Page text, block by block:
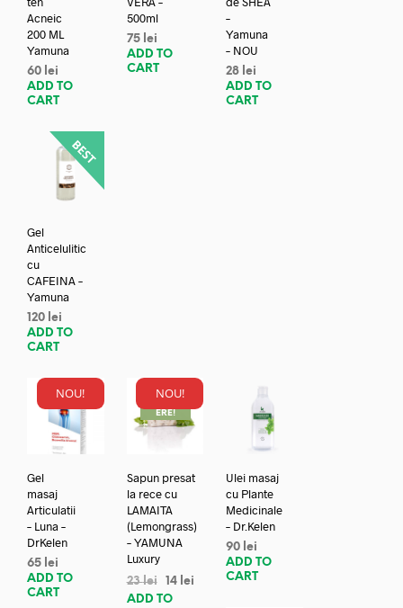
Acneic
200 ML
Yamuna
60 lei
ADD TO
CART
500ml
75 lei
ADD TO
CART
–
Yamuna
– NOU
28 lei
ADD TO
CART
Gel
Anticelulitic
cu
CAFEINA –
Yamuna
120 lei
ADD TO
CART
NOU!
Gel
masaj
Articulatii
– Luna –
DrKelen
65 lei
ADD TO
CART
NOU!
REDUC
ERE!
Sapun presat
la rece cu
LAMAITA
(Lemongrass)
– YAMUNA
Luxury
23lei 14 lei
ADD TO
Ulei masaj
cu Plante
Medicinale
– Dr.Kelen
90 lei
ADD TO
CART